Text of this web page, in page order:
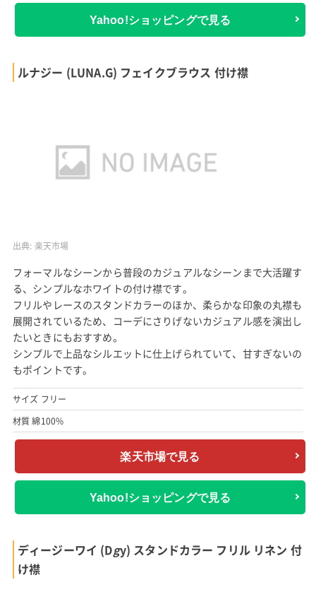
Yahoo!ショッピングで見る
ルナジー (LUNA.G) フェイクブラウス 付け襟
出典: 楽天市場
フォーマルなシーンから普段のカジュアルなシーンまで大活躍す
る、シンプルなホワイトの付け襟です。
フリルやレースのスタンドカラーのほか、柔らかな印象の丸襟も
展開されているため、コーデにさりげないカジュアル感を演出し
たいときにもおすすめ。
シンプルで上品なシルエットに仕上げられていて、甘すぎないの
もポイントです。
サイズ フリー
材質 綿100%
楽天市場で見る
Yahoo!ショッピングで見る
ディージーワイ (Dgy) スタンドカラー フリル リネン 付
け襟